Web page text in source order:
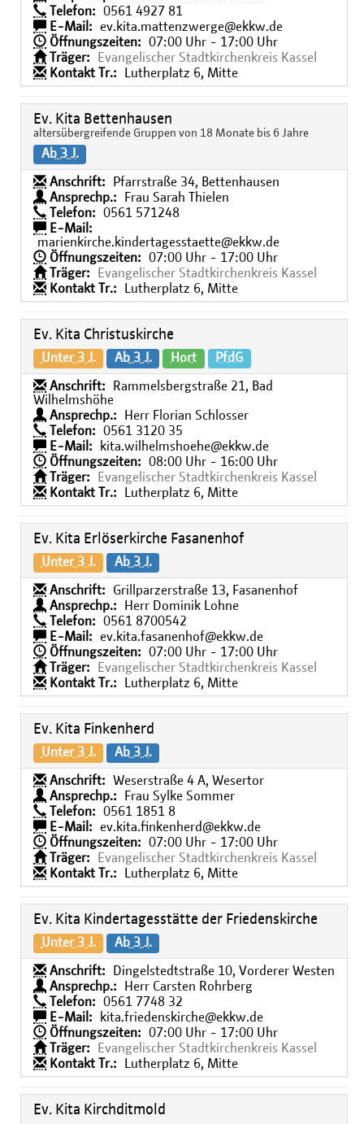
Telefon:
0561 4927 81
E-Mail:
ev.kita.mattenzwerge@ekkw.de
Öffnungszeiten:
07:00 Uhr - 17:00 Uhr
Träger:
Evangelischer Stadtkirchenkreis Kassel
Kontakt Tr.:
Lutherplatz 6, Mitte
Ev. Kita Bettenhausen
altersübergreifende Gruppen von 18 Monate bis 6 Jahre
Ab 3 J.
Anschrift:
Pfarrstraße 34, Bettenhausen
Ansprechp.:
Frau Sarah Thielen
Telefon:
0561 571248
E-Mail:
marienkirche.kindertagesstaette@ekkw.de
Öffnungszeiten:
07:00 Uhr - 17:00 Uhr
Träger:
Evangelischer Stadtkirchenkreis Kassel
Kontakt Tr.:
Lutherplatz 6, Mitte
Ev. Kita Christuskirche
Unter 3 J. Ab 3 J. Hort PfdG
Anschrift:
Rammelsbergstraße 21, Bad
Wilhelmshöhe
Ansprechp.:
Herr Florian Schlosser
Telefon:
0561 3120 35
E-Mail:
kita.wilhelmshoehe@ekkw.de
Öffnungszeiten:
08:00 Uhr - 16:00 Uhr
Träger:
Evangelischer Stadtkirchenkreis Kassel
Kontakt Tr.:
Lutherplatz 6, Mitte
Ev. Kita Erlöserkirche Fasanenhof
Unter 3 J. Ab 3 J.
Anschrift:
Grillparzerstraße 13, Fasanenhof
Ansprechp.:
Herr Dominik Lohne
Telefon:
0561 8700542
E-Mail:
ev.kita.fasanenhof@ekkw.de
Öffnungszeiten:
07:00 Uhr - 17:00 Uhr
Träger:
Evangelischer Stadtkirchenkreis Kassel
Kontakt Tr.:
Lutherplatz 6, Mitte
Ev. Kita Finkenherd
Unter 3 J. Ab 3 J.
Anschrift:
Weserstraße 4 A, Wesertor
Ansprechp.:
Frau Sylke Sommer
Telefon:
0561 1851 8
E-Mail:
ev.kita.finkenherd@ekkw.de
Öffnungszeiten:
07:00 Uhr - 17:00 Uhr
Träger:
Evangelischer Stadtkirchenkreis Kassel
Kontakt Tr.:
Lutherplatz 6, Mitte
Ev. Kita Kindertagesstätte der Friedenskirche
Unter 3 J. Ab 3 J.
Anschrift:
Dingelstedtstraße 10, Vorderer Westen
Ansprechp.:
Herr Carsten Rohrberg
Telefon:
0561 7748 32
E-Mail:
kita.friedenskirche@ekkw.de
Öffnungszeiten:
07:00 Uhr - 17:00 Uhr
Träger:
Evangelischer Stadtkirchenkreis Kassel
Kontakt Tr.:
Lutherplatz 6, Mitte
Ev. Kita Kirchditmold